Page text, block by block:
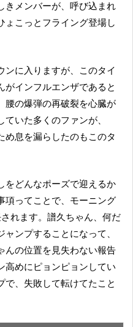
きメンバーが、呼び込まれ
ょこっとフライング登場し
がインフルエンザであると
腰の爆弾の再破裂を心臓が
いた多くのファンが、
め息を漏らしたのもこのタ
項ってことで、モーニング
れます。譜久ちゃん、何だ
ンプすることになって、
んの位置を見失わない報告
高めにピョンピョンしてい
で、失敗して転けてたこと